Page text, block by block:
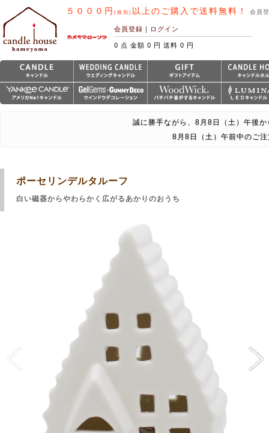
５０００円 (税別) 以上のご購入で送料無料！ 会員
会員登録 ｜ ログイン
0 点 金額 0 円 送料 0 円
誠に勝手ながら、8月8日（土）午後
8月8日（土）午前中のご
ポーセリンデルタルーフ
白い磁器からやわらかく広がるあかりのおうち